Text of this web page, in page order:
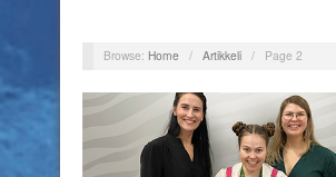
Browse: Home / Artikkeli / Page 2